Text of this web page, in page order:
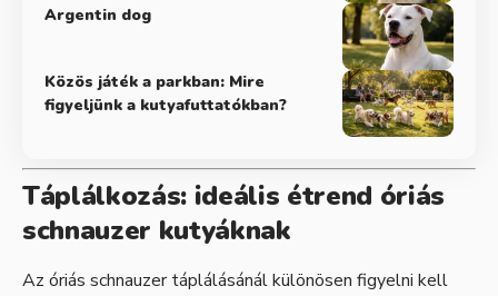
Argentin dog
Közös játék a parkban: Mire
figyeljünk a kutyafuttatókban?
Táplálkozás: ideális étrend óriás
schnauzer kutyáknak
Az óriás schnauzer táplálásánál különösen figyelni kell